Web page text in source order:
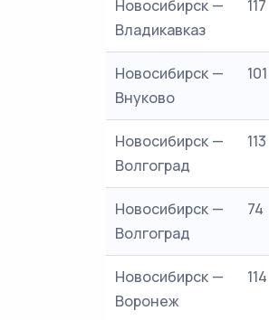
Новосибирск —
Владикавказ
117
Новосибирск —
Внуково
101
Новосибирск —
Волгоград
113
Новосибирск —
Волгоград
74
Новосибирск —
Воронеж
114